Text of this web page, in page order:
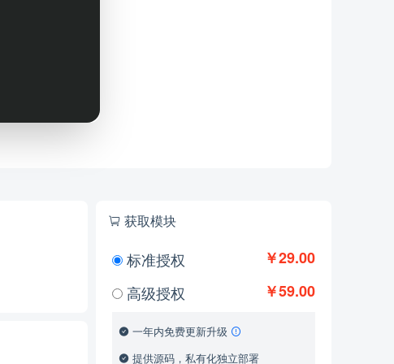
获取模块
￥29.00
标准授权
￥59.00
高级授权
一年内免费更新升级
提供源码，私有化独立部署